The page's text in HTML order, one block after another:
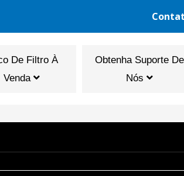
De Filtro À
Venda
Obtenha Suporte De
Nós